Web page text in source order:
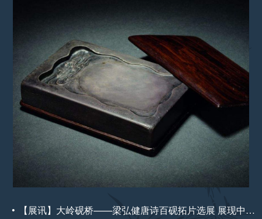
【展讯】大岭砚桥——梁弘健唐诗百砚拓片选展 展现中国传统文化的独特魅力